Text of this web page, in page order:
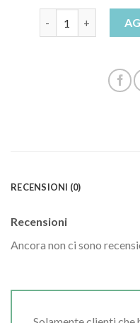
RECENSIONI (0)
Recensioni
Ancora non ci sono